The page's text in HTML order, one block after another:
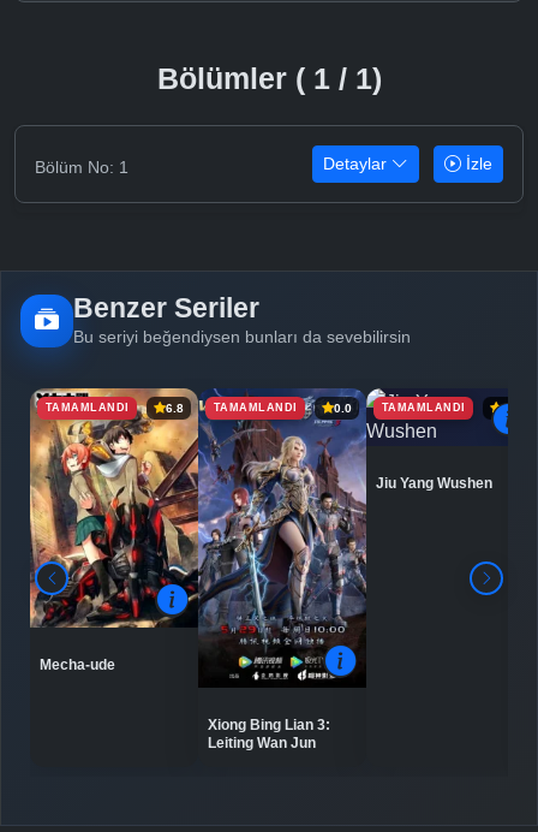
Bölümler ( 1 / 1)
Bölüm No: 1 Detaylar İzle
Benzer Seriler
Bu seriyi beğendiysen bunları da sevebilirsin
TAMAMLANDI 6.8
Mecha-ude
TAMAMLANDI 0.0
Xiong Bing Lian 3:
Leiting Wan Jun
TAMAMLANDI 6.9
Jiu Yang Wushen